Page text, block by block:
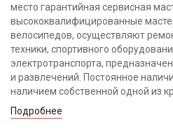
место гарантийная сервисная
высококвалифицированные
велосипедов, осуществляют
техники, спортивного
электротранспорта,
и развлечений. Постоянное
наличием собственной одной из
Подробнее